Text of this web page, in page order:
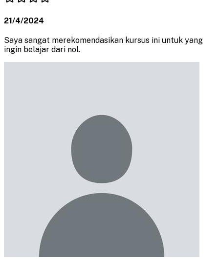
21/4/2024
Saya sangat merekomendasikan kursus ini untuk yang
ingin belajar dari nol.